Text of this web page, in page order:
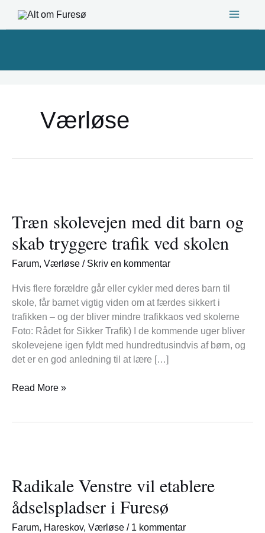
Værløse
Træn skolevejen med dit barn og
skab tryggere trafik ved skolen
Farum, Værløse / Skriv en kommentar
Hvis flere forældre går eller cykler med deres barn til
skole, får barnet vigtig viden om at færdes sikkert i
trafikken – og der bliver mindre trafikkaos ved skolerne
Foto: Rådet for Sikker Trafik) I de kommende uger bliver
skolevejene igen fyldt med hundredtusindvis af børn, og
det er en god anledning til at lære […]
med
dit
barn
og
tryggere
trafik
ved
skolen
Read More »
Radikale Venstre vil etablere
ådselspladser i Furesø
Farum, Hareskov, Værløse / 1 kommentar
vil
etablere
ådselspladser
i